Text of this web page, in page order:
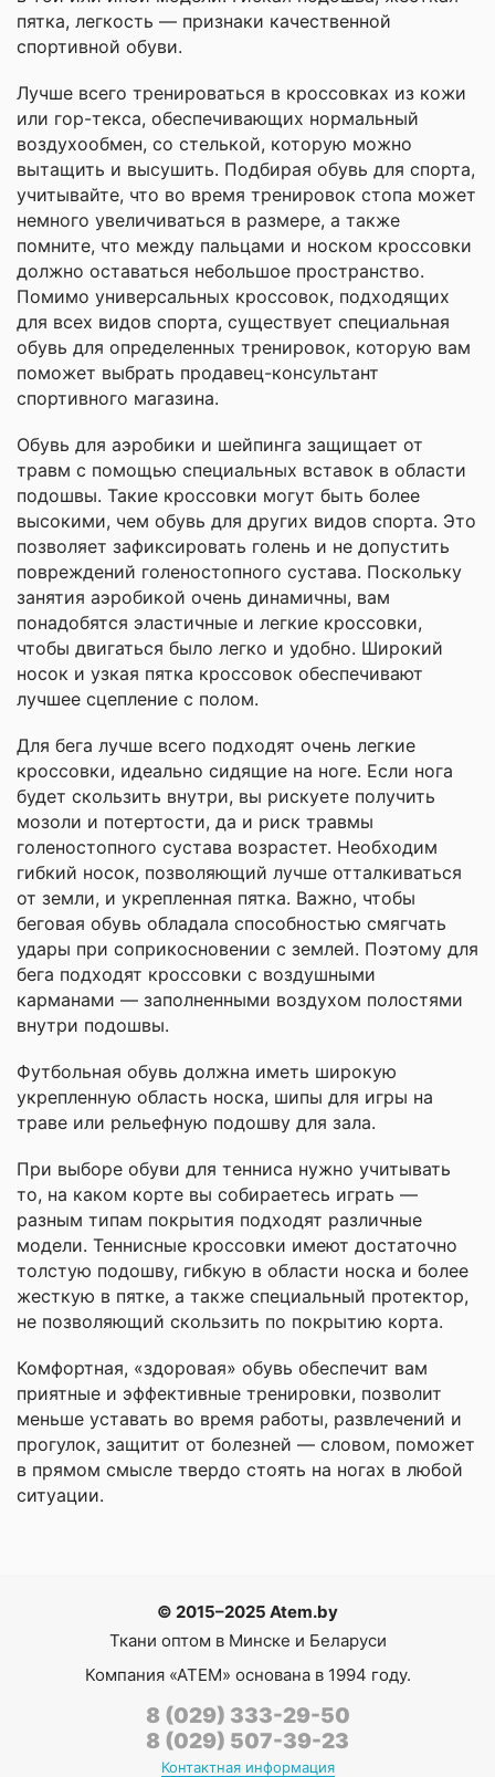
пятка, легкость — признаки качественной
спортивной обуви.
Лучше всего тренироваться в кроссовках из кожи
или гор-текса, обеспечивающих нормальный
воздухообмен, со стелькой, которую можно
вытащить и высушить. Подбирая обувь для спорта,
учитывайте, что во время тренировок стопа может
немного увеличиваться в размере, а также
помните, что между пальцами и носком кроссовки
должно оставаться небольшое пространство.
Помимо универсальных кроссовок, подходящих
для всех видов спорта, существует специальная
обувь для определенных тренировок, которую вам
поможет выбрать продавец-консультант
спортивного магазина.
Обувь для аэробики и шейпинга защищает от
травм с помощью специальных вставок в области
подошвы. Такие кроссовки могут быть более
высокими, чем обувь для других видов спорта. Это
позволяет зафиксировать голень и не допустить
повреждений голеностопного сустава. Поскольку
занятия аэробикой очень динамичны, вам
понадобятся эластичные и легкие кроссовки,
чтобы двигаться было легко и удобно. Широкий
носок и узкая пятка кроссовок обеспечивают
лучшее сцепление с полом.
Для бега лучше всего подходят очень легкие
кроссовки, идеально сидящие на ноге. Если нога
будет скользить внутри, вы рискуете получить
мозоли и потертости, да и риск травмы
голеностопного сустава возрастет. Необходим
гибкий носок, позволяющий лучше отталкиваться
от земли, и укрепленная пятка. Важно, чтобы
беговая обувь обладала способностью смягчать
удары при соприкосновении с землей. Поэтому для
бега подходят кроссовки с воздушными
карманами — заполненными воздухом полостями
внутри подошвы.
Футбольная обувь должна иметь широкую
укрепленную область носка, шипы для игры на
траве или рельефную подошву для зала.
При выборе обуви для тенниса нужно учитывать
то, на каком корте вы собираетесь играть —
разным типам покрытия подходят различные
модели. Теннисные кроссовки имеют достаточно
толстую подошву, гибкую в области носка и более
жесткую в пятке, а также специальный протектор,
не позволяющий скользить по покрытию корта.
Комфортная, «здоровая» обувь обеспечит вам
приятные и эффективные тренировки, позволит
меньше уставать во время работы, развлечений и
прогулок, защитит от болезней — словом, поможет
в прямом смысле твердо стоять на ногах в любой
ситуации.
© 2015–2025 Atem.by
Ткани оптом в Минске и Беларуси
Компания «АТЕМ» основана в 1994 году.
8 (029) 333-29-50
8 (029) 507-39-23
Контактная информация